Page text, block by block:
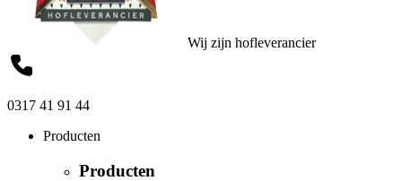
Wij zijn hofleverancier
0317 41 91 44
Producten
Producten